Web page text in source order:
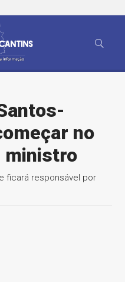
no
ministro
ficará responsável por